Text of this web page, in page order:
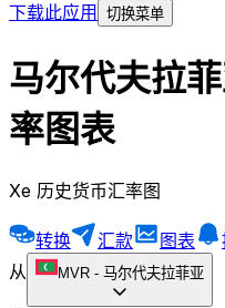
下载此应用
切换菜单
马尔代夫拉
率图表
Xe 历史货币汇率图
转换 汇款 图表
从
MVR - 马尔代夫拉菲亚